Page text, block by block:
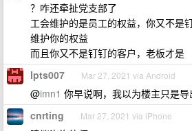
？咋还牵扯党支部了
工会维护的是员工的权益，你又不是
维护你的权益
而且你又不是钉钉的客户，老板才是
lpts007 Mar 27, 2021 via Android
@imn1 你早说啊，我以为楼主只是导
cnrting Mar 27, 2021 via iPhone